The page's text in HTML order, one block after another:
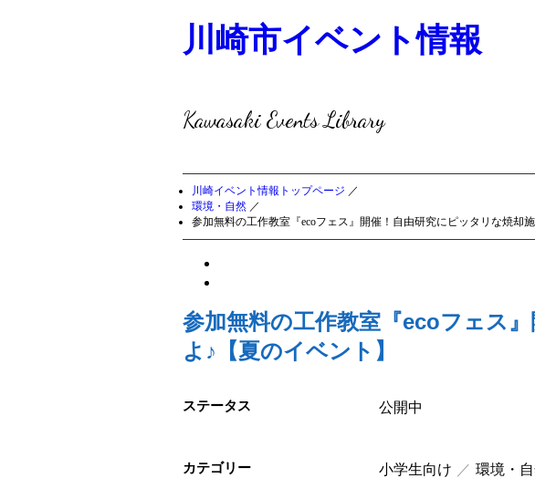
川崎市イベント情報
Kawasaki Events Library
川崎イベント情報トップページ ／
環境・自然 ／
参加無料の工作教室『ecoフェス』開催！自由研究にピッタリな焼却
参加無料の工作教室『ecoフェス
よ♪【夏のイベント】
ステータス 公開中
カテゴリー 小学生向け 環境・